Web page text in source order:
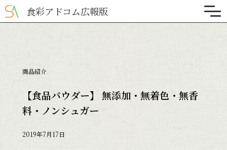
食彩アドコム広報版
商品紹介
【食品パウダー】 無添加・無着色・無香
料・ノンシュガー
2019年7月17日